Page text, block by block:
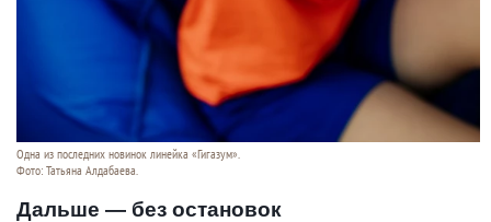
Одна из последних новинок линейка «Гига­зум».
Фото: Татьяна Алдабаева.
Дальше — без остановок